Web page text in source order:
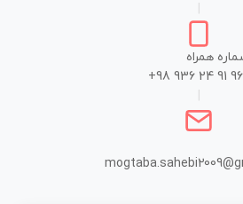
همراه
+98 936 24 91